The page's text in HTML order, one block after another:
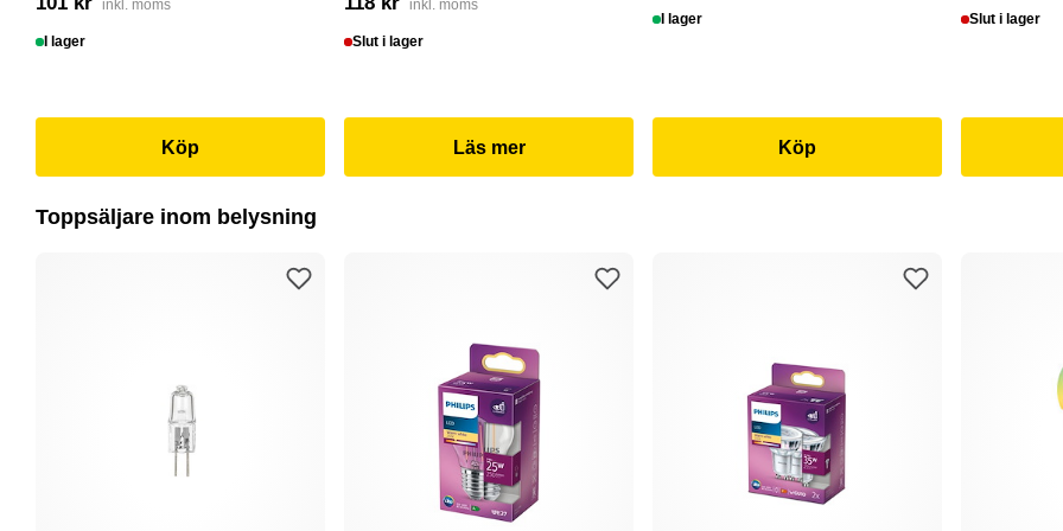
inkl. moms
I lager
Köp
inkl. moms
Slut i lager
Läs mer
I lager
Köp
Slut i lager
Toppsäljare inom belysning